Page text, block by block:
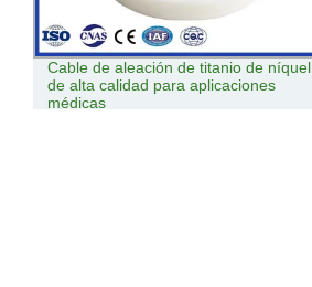
Cable de aleación de titanio de níquel
de alta calidad para aplicaciones
médicas